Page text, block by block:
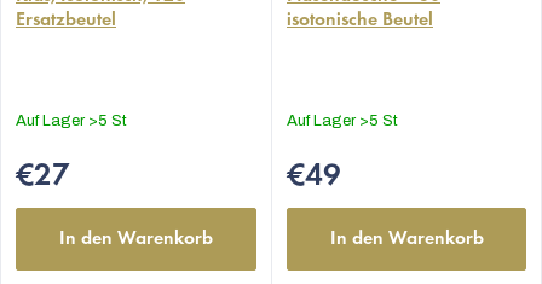
Ersatzbeutel
Auf Lager >5 St
€27
In den Warenkorb
isotonische Beutel
Auf Lager >5 St
€49
In den Warenkorb